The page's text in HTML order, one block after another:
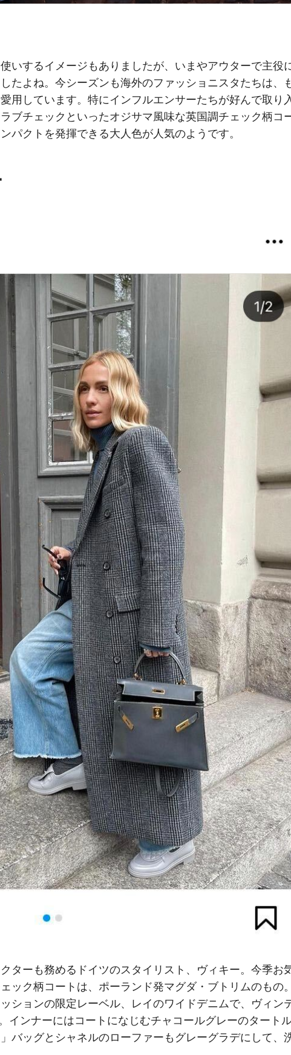
いするイメージもありましたが、いまやアウターで主役
たよね。今シーズンも海外のファッショニスタたちは、
用しています。特にインフルエンサーたちが好んで取り
ブチェックといったオジサマ風味な英国調チェック柄コ
パクトを発揮できる大人色が人気のようです。
ターも務めるドイツのスタイリスト、ヴィキー。今季お
ック柄コートは、ポーランド発マグダ・ブトリムのもの。
ションの限定レーベル、レイのワイドデニムで、ヴィン
インナーにはコートになじむチャコールグレーのタート
バッグとシャネルのローファーもグレーグラデにして、